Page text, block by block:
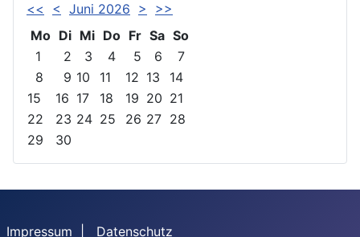
<< < Juni 2026 >
>>
Mo Di Mi Do Fr Sa So
1
2 3 4 5 6
7
8
9 10 11 12 13
14
15
16 17 18 19 20 21
22
23 24 25 26 27 28
29
30
Impressum Datenschutz